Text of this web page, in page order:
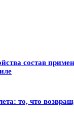
состав
то, что